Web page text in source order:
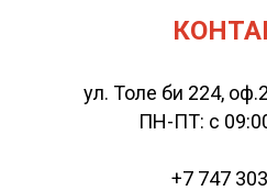
ул. Толе би 224,
ПН-ПТ: с
+7 747